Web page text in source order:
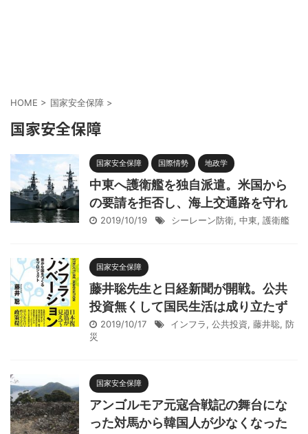
HOME > 国家安全保障 >
国家安全保障
国家安全保障 国際情勢 地政学
中東へ護衛艦を独自派遣。米国から
の要請を拒否し、海上交通路を守れ
2019/10/19 シーレーン防衛, 中東, 護衛艦
国家安全保障
藤井聡先生と日経新聞が開戦。公共
投資無くして国民生活は成り立たず
2019/10/17 インフラ, 公共投資, 藤井聡, 防
災
国家安全保障
アンゴルモア元寇合戦記の舞台にな
った対馬から韓国人が少なくなった